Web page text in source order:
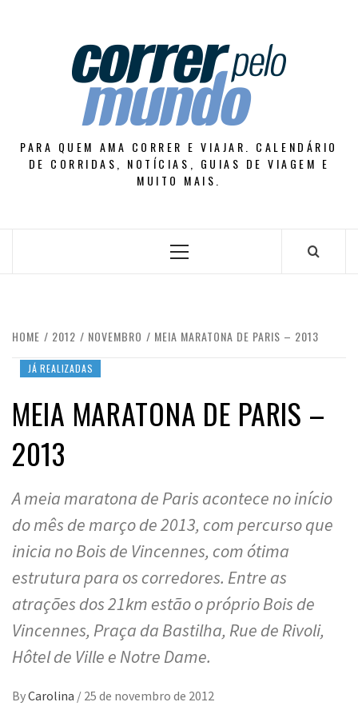
PARA QUEM AMA CORRER E VIAJAR. CALENDÁRIO
DE CORRIDAS, NOTÍCIAS, GUIAS DE VIAGEM E
MUITO MAIS.
Primary
HOME 2012 NOVEMBRO MEIA MARATONA DE PARIS – 2013
JÁ REALIZADAS
MEIA MARATONA DE PARIS –
2013
A meia maratona de Paris acontece no início
do mês de março de 2013, com percurso que
inicia no Bois de Vincennes, com ótima
estrutura para os corredores. Entre as
atrações dos 21km estão o próprio Bois de
Vincennes, Praça da Bastilha, Rue de Rivoli,
Hôtel de Ville e Notre Dame.
ByCarolina / 25 de novembro de 2012